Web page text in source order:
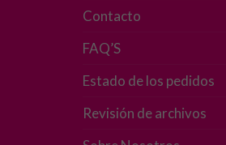
Contacto
FAQ’S
Estado de los pedidos
Revisión de archivos